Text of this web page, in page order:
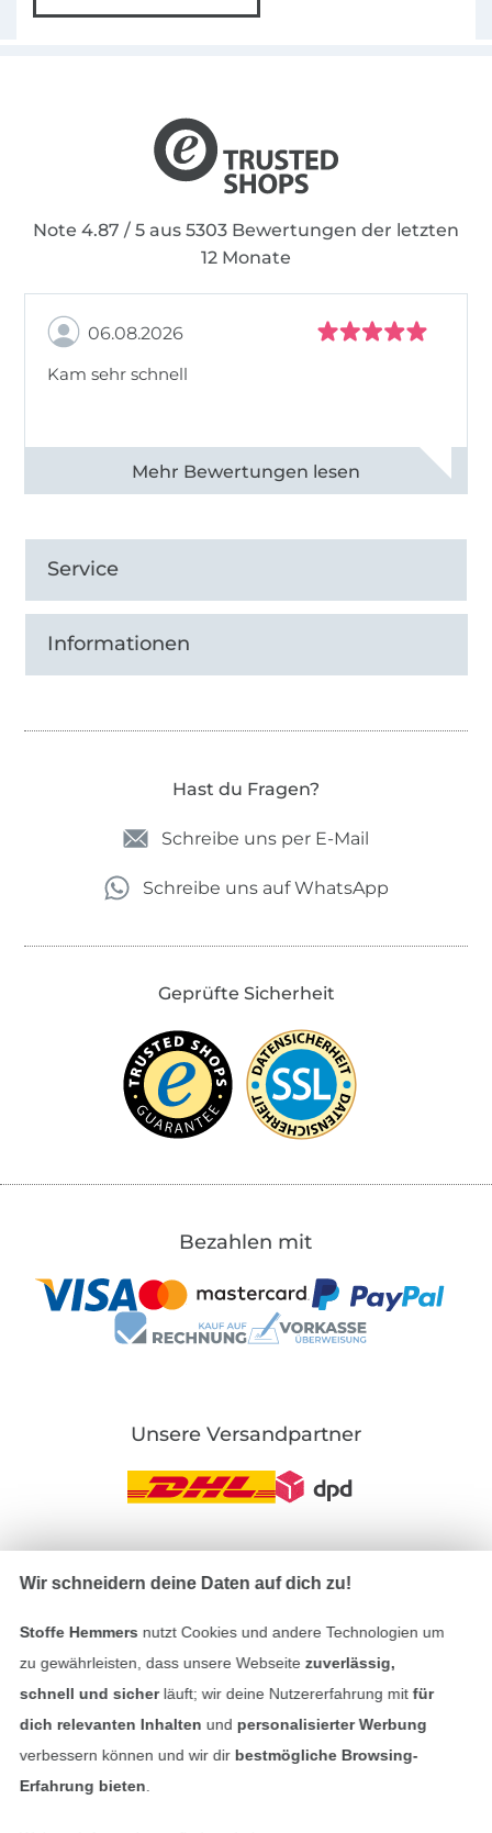
Note 4.87 / 5 aus 5303 Bewertungen der letzten
12 Monate
06.08.2026
Kam sehr schnell
Alle 82950 Bewertungen ansehen
Service
Informationen
Hast du Fragen?
Schreibe uns per E-Mail
Schreibe uns auf WhatsApp
Geprüfte Sicherheit
Bezahlen mit
Unsere Versandpartner
Impressum
Datenschutz
In den deutschen Shop wechseln (aktuell
Wir schneidern deine Daten auf dich zu!
Stoffe Hemmers nutzt Cookies und andere Technologien um
zu gewährleisten, dass unsere Webseite zuverlässig,
schnell und sicherläuft; wir deine Nutzererfahrung mitfür
dich relevanten Inhalten und personalisierter Werbung
verbessern können und wir dir bestmögliche Browsing-
Erfahrung bieten